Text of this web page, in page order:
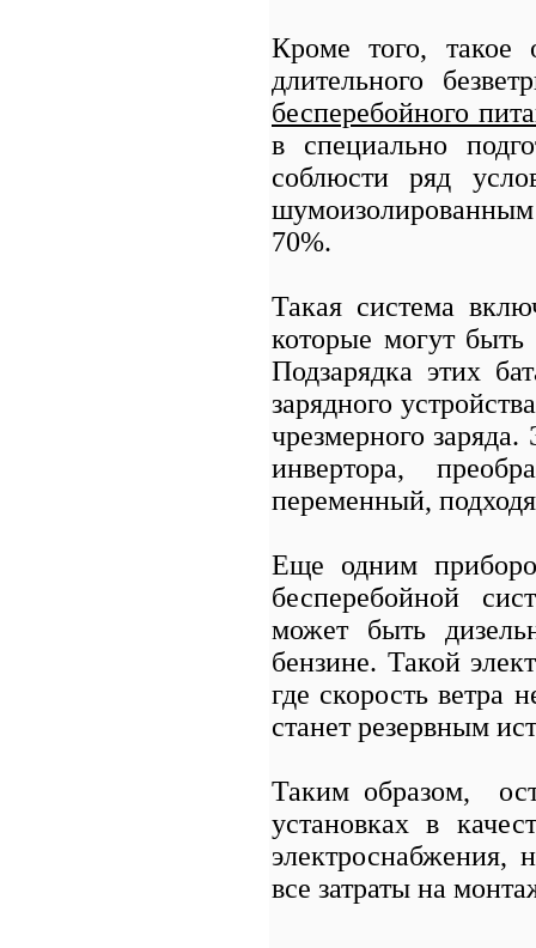
Кроме того, такое
длительного
бесперебойного
в специально
соблюсти ряд
70%.
Такая система
которые могут
Подзарядка этих
зарядного
чрезмерного
инвертора,
переменный,
Еще одним
бесперебойной
может быть
бензине. Такой
где скорость ветра
станет резервным
Таким образом,
установках в
электроснабжения,
все затраты на